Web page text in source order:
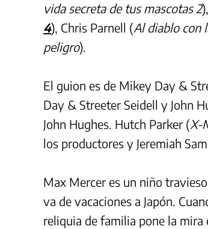
vida secreta de tus mascotas 2
4), Chris Parnell (Al diablo con
peligro).
El guion es de Mikey Day &
Day & Streeter Seidell y John
John Hughes. Hutch Parker (X-
los productores y Jeremiah
Max Mercer es un niño
va de vacaciones a Japón.
reliquia de familia pone la mira